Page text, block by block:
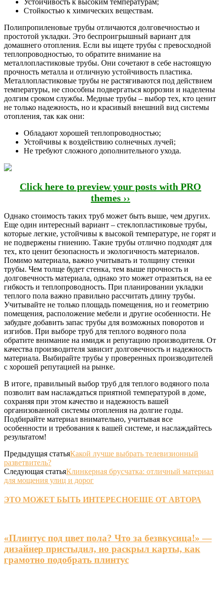
Стойкостью к химических веществам.
Полипропиленовые трубы отличаются долговечностью и
простотой укладки. Это беспроигрышный вариант для
домашнего отопления. Если вы ищете трубы с превосходной
теплопроводностью, то обратите внимание на
металлопластиковые трубы. Они сочетают в себе настоящую
прочность металла и отличную устойчивость пластика.
Металлопластиковые трубы не растягиваются под действием
температуры, не способны подвергаться коррозии и наделены
долгим сроком службы. Медные трубы – выбор тех, кто ценит
не только надежность, но и красивый внешний вид системы
отопления, так как они:
Обладают хорошей теплопроводностью;
Устойчивы к воздействию солнечных лучей;
Не требуют сложного дополнительного ухода.
Click here to preview your posts with PRO
themes ››
Однако стоимость таких труб может быть выше, чем других.
Еще один интересный вариант – стеклопластиковые трубы,
которые легкие, устойчивы к высокой температуре, не горят и
не подвержены гниению. Такие трубы отлично подходят для
тех, кто ценит безопасность и экологичность материалов.
Помимо материала, важно учитывать и толщину стенки
трубы. Чем толще будет стенка, тем выше прочность и
долговечность материала, однако это может отразиться, на ее
гибкость и теплопроводность. При планировании укладки
теплого пола важно правильно рассчитать длину трубы.
Учитывайте не только площадь помещения, но и геометрию
помещения, расположение мебели и другие особенности. Не
забудьте добавить запас трубы для возможных поворотов и
изгибов. При выборе труб для теплого водяного пола
обратите внимание на имидж и репутацию производителя. От
качества производителя зависит долговечность и надежность
материала. Выбирайте трубы у проверенных производителей
с хорошей репутацией на рынке.
В итоге, правильный выбор труб для теплого водяного пола
позволит вам наслаждаться приятной температурой в доме,
сохраняя при этом качество и надежность вашей
организованной системы отопления на долгие годы.
Подбирайте материал внимательно, учитывая все
особенности и требования к вашей системе, и наслаждайтесь
результатом!
Предыдущая статьяКакой лучше выбрать телевизионный
разветвитель?
Следующая статьяКлинкерная брусчатка: отличный материал
для мощения улиц и дорог
ЭТО МОЖЕТ БЫТЬ ИНТЕРЕСНОЕЩЕ ОТ АВТОРА
«Плинтус под цвет пола? Что за безвкусица!» —
дизайнер пристыдил, но раскрыл карты, как
грамотно подобрать плинтус